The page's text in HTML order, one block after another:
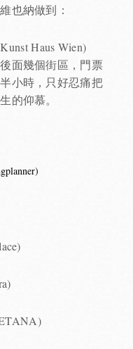
也納做到：
Haus Wien)
面幾個街區，門票
小時，只好忍痛把
的仰慕。
)